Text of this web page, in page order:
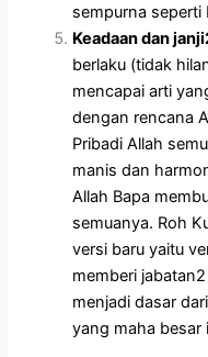
sempurna seperti
Keadaan dan
berlaku (tidak
mencapai arti
dengan rencana
Pribadi Allah
manis dan
Allah Bapa
semuanya. Roh
versi baru yaitu
memberi
menjadi dasar
yang maha besar